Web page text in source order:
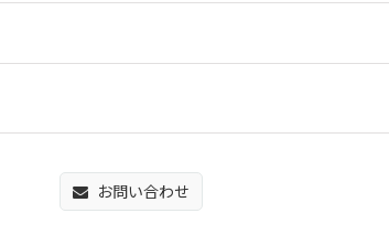
お問い合わせ